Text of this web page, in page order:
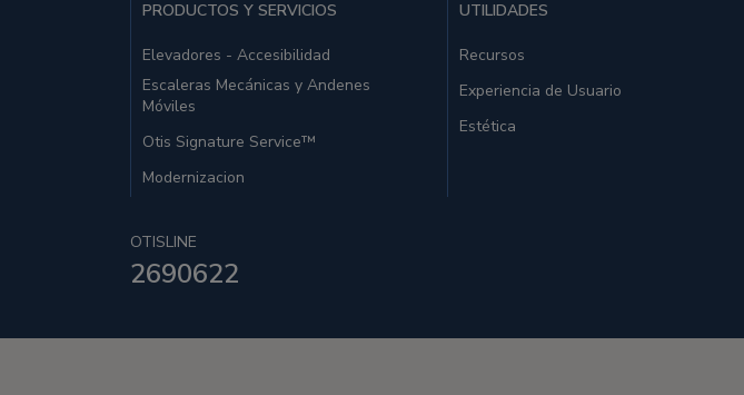
PRODUCTOS Y SERVICIOS
Elevadores - Accesibilidad
Escaleras Mecánicas y Andenes
Móviles
Otis Signature Service™
Modernizacion
UTILIDADES
Recursos
Experiencia de Usuario
Estética
OTISLINE
2690622